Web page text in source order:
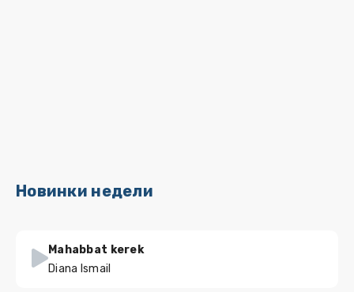
Новинки недели
Mahabbat kerek
Diana Ismail